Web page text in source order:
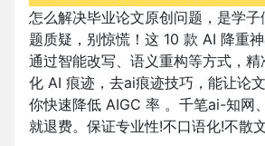
怎么解决毕业论文原创问题，是学
题质疑，别惊慌！这 10 款 AI 降重
通过智能改写、语义重构等方式，
化 AI 痕迹，去ai痕迹技巧，能让论
你快速降低 AIGC 率 。千笔ai-知网
就退费。保证专业性!不口语化!不散